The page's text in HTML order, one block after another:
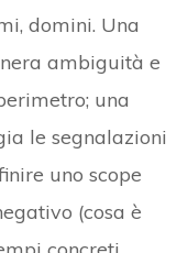
domini. Una
ambiguità e
una
le segnalazioni
uno scope
(cosa è